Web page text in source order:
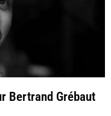
Bertrand Grébaut